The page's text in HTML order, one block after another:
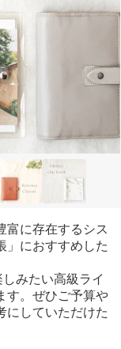
富に存在するシス
」におすすめした
みたい高級ライ
す。ぜひご予算や
にしていただけた